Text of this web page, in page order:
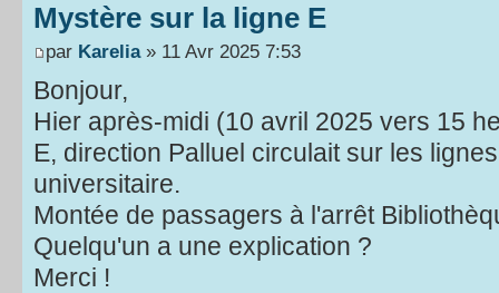
Mystère sur la ligne E
par Karelia» 11 Avr 2025 7:53
Bonjour,
Hier après-midi (10 avril 2025 vers 15
E, direction Palluel circulait sur les
universitaire.
Montée de passagers à l'arrêt
Quelqu'un a une explication ?
Merci !